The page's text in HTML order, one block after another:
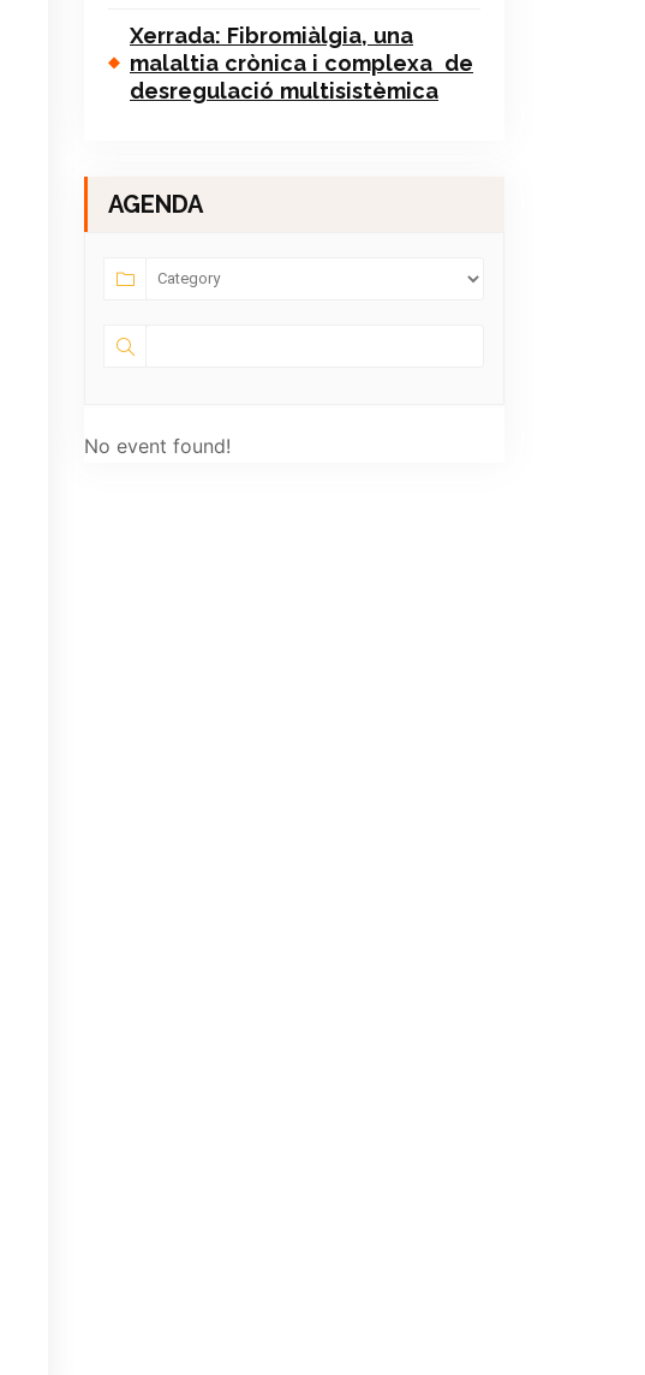
Xerrada: Fibromiàlgia, una
malaltia crònica i complexa de
desregulació multisistèmica
AGENDA
No event found!